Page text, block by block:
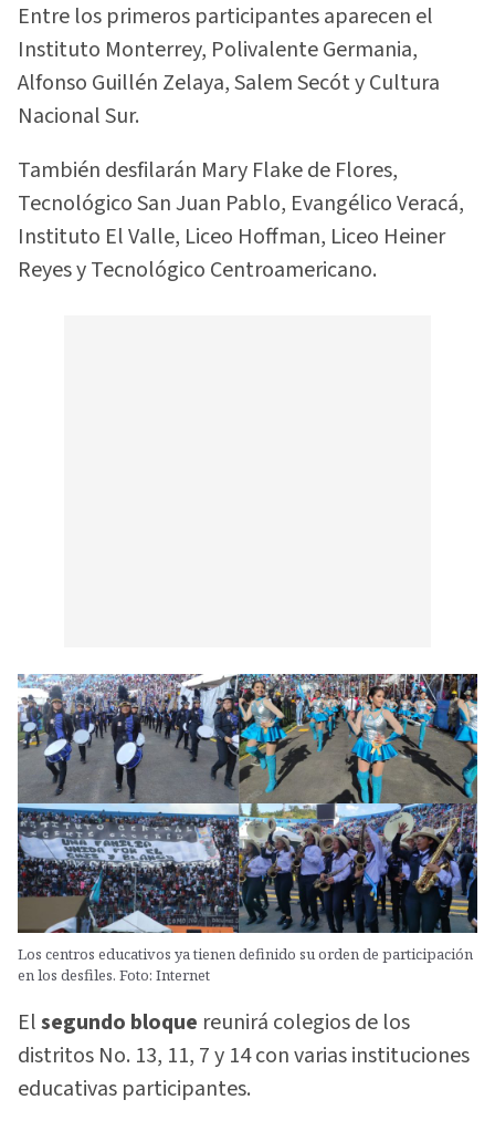
Entre los primeros participantes aparecen el
Instituto Monterrey, Polivalente Germania,
Alfonso Guillén Zelaya, Salem Secót y Cultura
Nacional Sur.
También desfilarán Mary Flake de Flores,
Tecnológico San Juan Pablo, Evangélico Veracá,
Instituto El Valle, Liceo Hoffman, Liceo Heiner
Reyes y Tecnológico Centroamericano.
Los centros educativos ya tienen definido su orden de participación
en los desfiles. Foto: Internet
Elsegundo bloque reunirá colegios de los
distritos No. 13, 11, 7 y 14 con varias instituciones
educativas participantes.